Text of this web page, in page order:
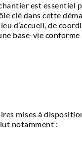
est
clé dans cette
d’accueil, de
base-vie
mises à
notamment :